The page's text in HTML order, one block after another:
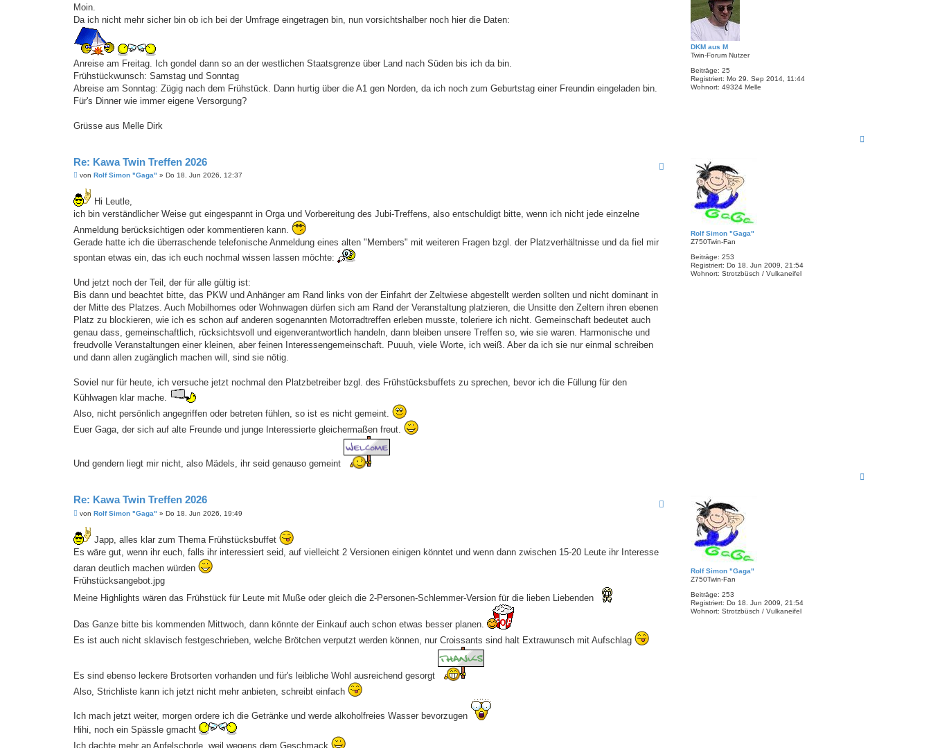
DKM aus M
Twin-Forum Nutzer
Beiträge: 25
Registriert: Mo 29. Sep 2014, 11:44
Wohnort: 49324 Melle
i
r
a
g
Moin.
Da ich nicht mehr sicher bin ob ich bei der Umfrage eingetragen bin, nun vorsichtshalber noch hier die Daten:
Anreise am Freitag. Ich gondel dann so an der westlichen Staatsgrenze über Land nach Süden bis ich da bin.
Frühstückwunsch: Samstag und Sonntag
Abreise am Sonntag: Zügig nach dem Frühstück. Dann hurtig über die A1 gen Norden, da ich noch zum Geburtstag einer Freundin eingeladen bin.
Für's Dinner wie immer eigene Versorgung?
Grüsse aus Melle Dirk
Rolf Simon "Gaga"
Z750Twin-Fan
Beiträge: 253
Registriert: Do 18. Jun 2009, 21:54
Wohnort: Strotzbüsch / Vulkaneifel
Re: Kawa Twin Treffen 2026
B
t
r
a
von Rolf Simon "Gaga" » Do 18. Jun 2026, 12:37
Hi Leutle,
ich bin verständlicher Weise gut eingespannt in Orga und Vorbereitung des Jubi-Treffens, also entschuldigt bitte, wenn ich nicht jede einzelne
Anmeldung berücksichtigen oder kommentieren kann.
Gerade hatte ich die überraschende telefonische Anmeldung eines alten "Members" mit weiteren Fragen bzgl. der Platzverhältnisse und da fiel mir
spontan etwas ein, das ich euch nochmal wissen lassen möchte:
Und jetzt noch der Teil, der für alle gültig ist:
Bis dann und beachtet bitte, das PKW und Anhänger am Rand links von der Einfahrt der Zeltwiese abgestellt werden sollten und nicht dominant in
der Mitte des Platzes. Auch Mobilhomes oder Wohnwagen dürfen sich am Rand der Veranstaltung platzieren, die Unsitte den Zeltern ihren ebenen
Platz zu blockieren, wie ich es schon auf anderen sogenannten Motorradtreffen erleben musste, toleriere ich nicht. Gemeinschaft bedeutet auch
genau dass, gemeinschaftlich, rücksichtsvoll und eigenverantwortlich handeln, dann bleiben unsere Treffen so, wie sie waren. Harmonische und
freudvolle Veranstaltungen einer kleinen, aber feinen Interessengemeinschaft. Puuuh, viele Worte, ich weiß. Aber da ich sie nur einmal schreiben
und dann allen zugänglich machen will, sind sie nötig.
Soviel nur für heute, ich versuche jetzt nochmal den Platzbetreiber bzgl. des Frühstücksbuffets zu sprechen, bevor ich die Füllung für den
Kühlwagen klar mache.
Also, nicht persönlich angegriffen oder betreten fühlen, so ist es nicht gemeint.
Euer Gaga, der sich auf alte Freunde und junge Interessierte gleichermaßen freut.
Und gendern liegt mir nicht, also Mädels, ihr seid genauso gemeint
Rolf Simon "Gaga"
Z750Twin-Fan
Beiträge: 253
Registriert: Do 18. Jun 2009, 21:54
Wohnort: Strotzbüsch / Vulkaneifel
Re: Kawa Twin Treffen 2026
B
t
r
a
von Rolf Simon "Gaga" » Do 18. Jun 2026, 19:49
Japp, alles klar zum Thema Frühstücksbuffet
Es wäre gut, wenn ihr euch, falls ihr interessiert seid, auf vielleicht 2 Versionen einigen könntet und wenn dann zwischen 15-20 Leute ihr Interesse
daran deutlich machen würden
Frühstücksangebot.jpg
Meine Highlights wären das Frühstück für Leute mit Muße oder gleich die 2-Personen-Schlemmer-Version für die lieben Liebenden
Das Ganze bitte bis kommenden Mittwoch, dann könnte der Einkauf auch schon etwas besser planen.
Es ist auch nicht sklavisch festgeschrieben, welche Brötchen verputzt werden können, nur Croissants sind halt Extrawunsch mit Aufschlag
Es sind ebenso leckere Brotsorten vorhanden und für's leibliche Wohl ausreichend gesorgt
Also, Strichliste kann ich jetzt nicht mehr anbieten, schreibt einfach
Ich mach jetzt weiter, morgen ordere ich die Getränke und werde alkoholfreies Wasser bevorzugen
Hihi, noch ein Spässle gmacht
Ich dachte mehr an Apfelschorle, weil wegens dem Geschmack